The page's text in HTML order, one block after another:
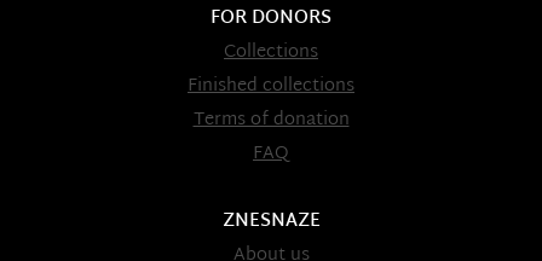
FOR DONORS
Collections
Finished collections
Terms of donation
FAQ
ZNESNAZE